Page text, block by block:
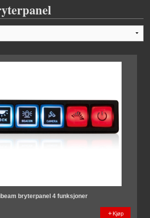
bryterpanel 4 funksjoner
Kjøp